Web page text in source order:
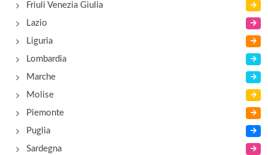
Friuli Venezia Giulia
Lazio
Liguria
Lombardia
Marche
Molise
Piemonte
Puglia
Sardegna